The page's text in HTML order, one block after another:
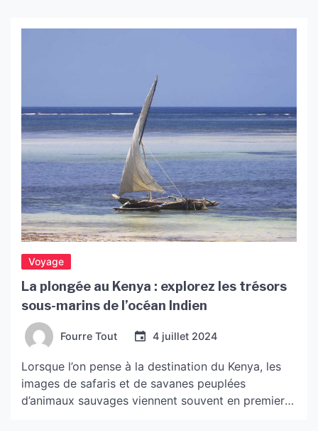
Voyage
La plongée au Kenya : explorez les trésors
sous-marins de l’océan Indien
Fourre Tout 4 juillet 2024
Lorsque l’on pense à la destination du Kenya, les
images de safaris et de savanes peuplées
d’animaux sauvages viennent souvent en premier à